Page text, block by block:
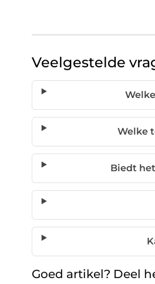
Veelgestelde
Welke
Biedt
Goed artikel? Deel